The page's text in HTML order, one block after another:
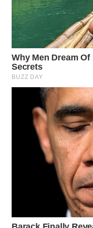
WN
PADANG
LAWAS
WN
SUMEDANG
WN
CIANJUR
WN
KEPULAUAN
SERIBU
BINJAI